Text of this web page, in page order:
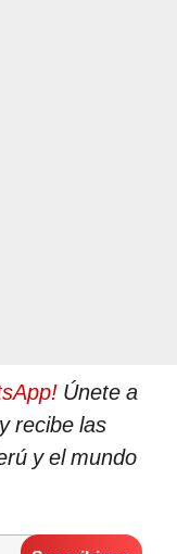
Únete a
recibe las
y el mundo